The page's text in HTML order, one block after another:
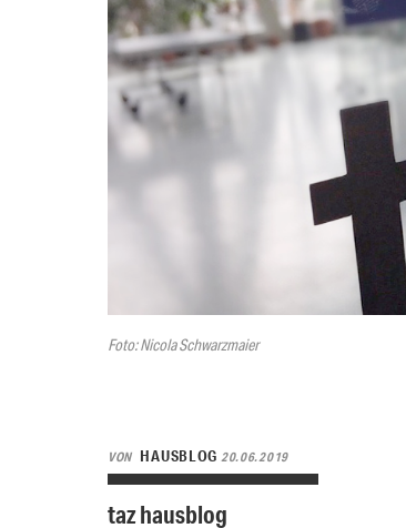
Foto: Nicola Schwarzmaier
VON HAUSBLOG 20.06.2019
taz hausblog